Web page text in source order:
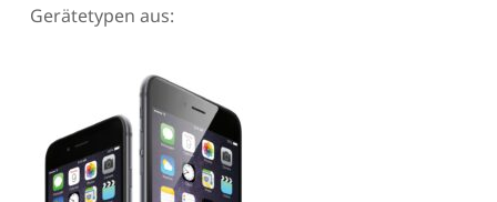
Gerätetypen aus: